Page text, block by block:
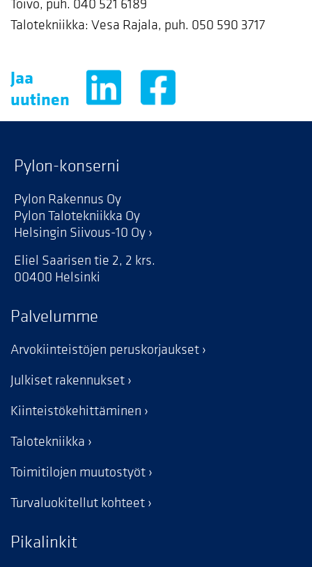
Toivo, puh. 040 521 6189
Talotekniikka: Vesa Rajala, puh. 050 590 3717
Jaa
uutinen
Pylon-konserni
Pylon Rakennus Oy
Pylon Talotekniikka Oy
Helsingin Siivous-10 Oy
Eliel Saarisen tie 2, 2 krs.
00400 Helsinki
Palvelumme
Arvokiinteistöjen peruskorjaukset
Julkiset rakennukset
Kiinteistökehittäminen
Talotekniikka
Toimitilojen muutostyöt
Turvaluokitellut kohteet
Pikalinkit